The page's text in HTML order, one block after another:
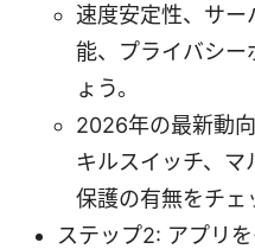
速度安定性、サー
能、プライバシー
ょう。
2026年の最新動
キルスイッチ、マ
保護の有無をチェ
ステップ2: アプリ